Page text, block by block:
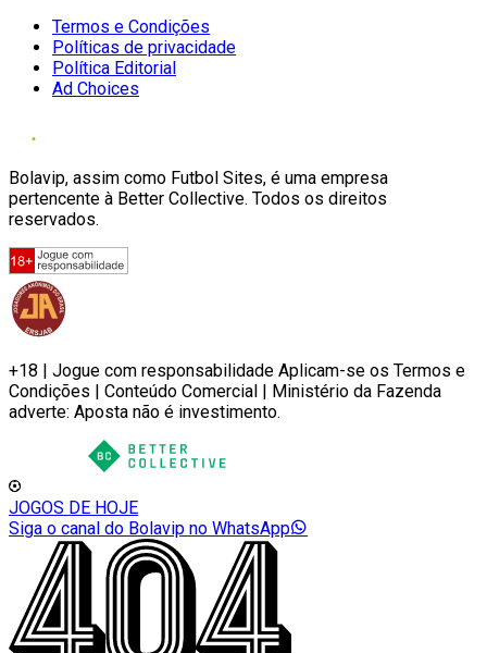
Termos e Condições
Políticas de privacidade
Política Editorial
Ad Choices
Bolavip, assim como Futbol Sites, é uma empresa
pertencente à Better Collective. Todos os direitos
reservados.
+18 | Jogue com responsabilidade Aplicam-se os Termos e
Condições | Conteúdo Comercial | Ministério da Fazenda
adverte: Aposta não é investimento.
JOGOS DE HOJE
Siga o canal do Bolavip no WhatsApp